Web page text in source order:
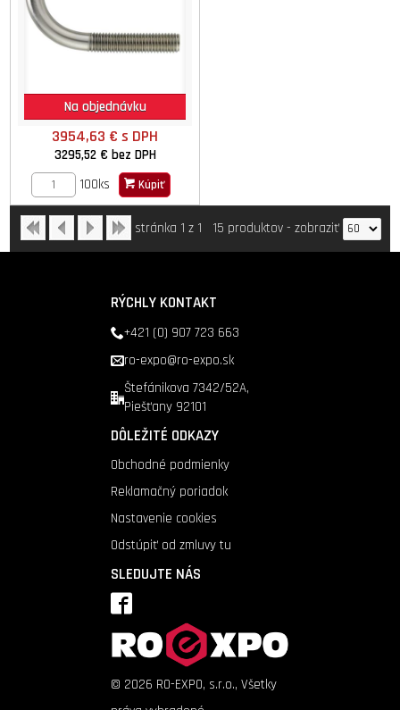
Na objednávku
3954,63 €s DPH
3295,52 € bez DPH
100ks
Kúpiť
stránka 1 z 1 15 produktov- zobraziť
RÝCHLY KONTAKT
+421 (0) 907 723 663
ro-expo@ro-expo.sk
Štefánikova 7342/52A,
Piešťany 92101
DÔLEŽITÉ ODKAZY
Obchodné podmienky
Reklamačný poriadok
Nastavenie cookies
Odstúpiť od zmluvy tu
SLEDUJTE NÁS
© 2026 RO-EXPO, s.r.o., Všetky